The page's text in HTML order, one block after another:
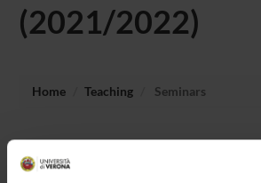
(2021/2022)
Home Teaching Seminars
No recent seminar found relating to